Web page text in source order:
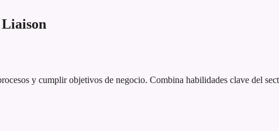
y cumplir objetivos de negocio. Combina habilidades clave del